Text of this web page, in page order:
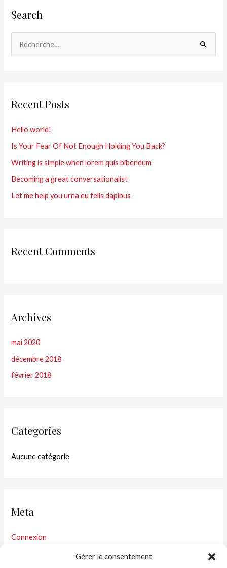
Gérer le consentement
Search
e
c
h
e
r
Recent Posts
Hello world!
Is Your Fear Of Not Enough Holding You Back?
Writing is simple when lorem quis bibendum
Becoming a great conversationalist
Let me help you urna eu felis dapibus
Recent Comments
Archives
mai 2020
décembre 2018
février 2018
Categories
Aucune catégorie
Meta
Connexion
Flux des publications